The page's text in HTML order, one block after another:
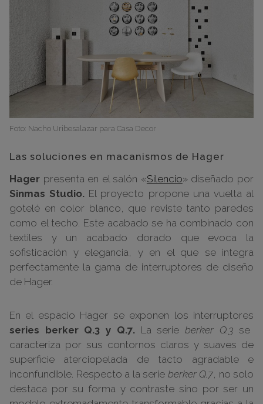
Foto: Nacho Uribesalazar para Casa Decor
Las soluciones en macanismos de Hager
Hager presenta en el salón «Silencio» diseñado por
Sinmas Studio. El proyecto propone una vuelta al
gotelé en color blanco, que reviste tanto paredes
como el techo. Este acabado se ha combinado con
textiles y un acabado dorado que evoca la
sofisticación y elegancia, y en el que se integra
perfectamente la gama de interruptores de diseño
de Hager.
En el espacio Hager se exponen los interruptores
series berker Q.3 y Q.7.La serie berker Q.3 se
caracteriza por sus contornos claros y suaves de
superficie aterciopelada de tacto agradable e
inconfundible. Respecto a la serie berker Q.7 , no solo
destaca por su forma y contraste sino por ser un